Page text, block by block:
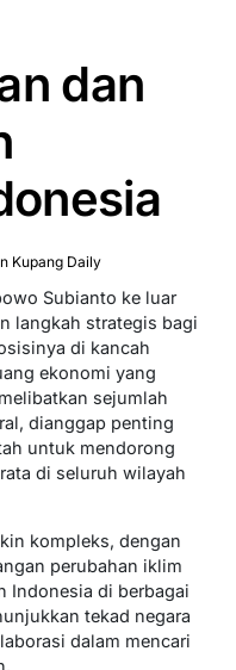
dan
Kupang Daily
Subianto ke luar
langkah strategis bagi
di kancah
ekonomi yang
sejumlah
dianggap penting
untuk mendorong
di seluruh wilayah
kompleks, dengan
perubahan iklim
Indonesia di berbagai
tekad negara
dalam mencari